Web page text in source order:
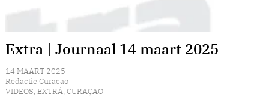
Extra | Journaal 14 maart 2025
14 MAART 2025
Redactie Curacao
VIDEOS, EXTRÁ, CURAÇAO